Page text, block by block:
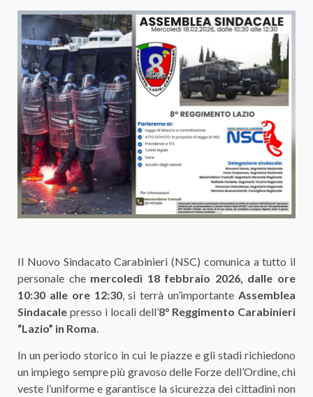
Il Nuovo Sindacato Carabinieri (NSC) comunica a tutto il
personale che mercoledì 18 febbraio 2026, dalle ore
10:30 alle ore 12:30, si terrà un’importanteAssemblea
Sindacale presso i locali dell’8° Reggimento Carabinieri
“Lazio” in Roma.
In un periodo storico in cui le piazze e gli stadi richiedono
un impiego sempre più gravoso delle Forze dell’Ordine, chi
veste l’uniforme e garantisce la sicurezza dei cittadini non